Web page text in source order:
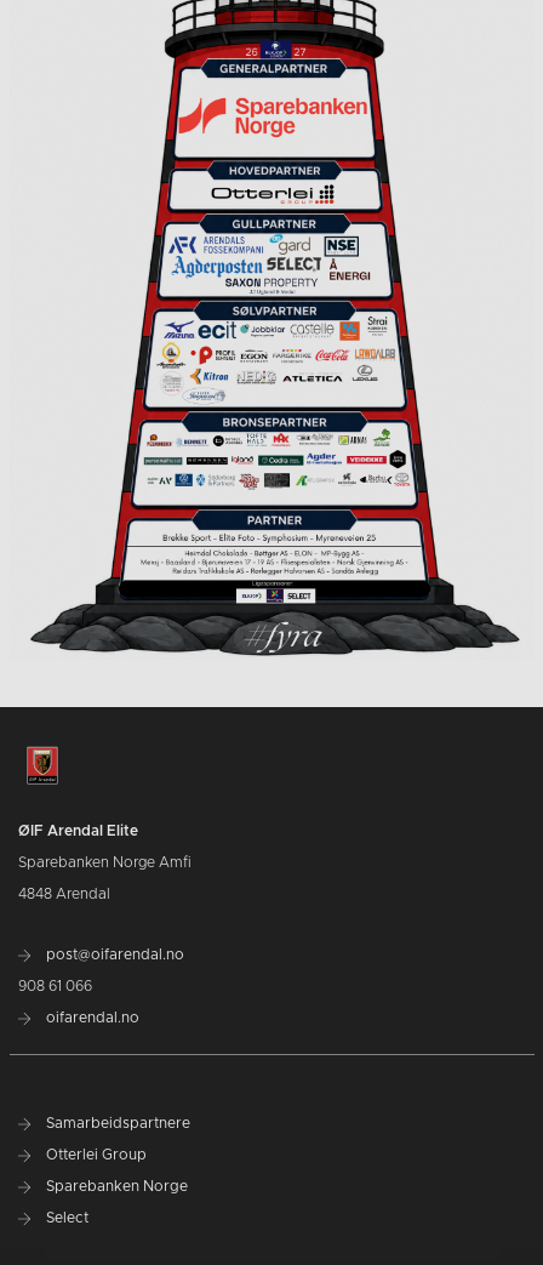
ØIF Arendal Elite
Sparebanken Norge Amfi
4848 Arendal
post@oifarendal.no
908 61 066
oifarendal.no
Samarbeidspartnere
Otterlei Group
Sparebanken Norge
Select